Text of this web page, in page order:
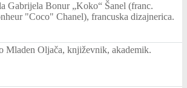
Gabrijela Bonur „Koko“ Šanel (franc.
"Coco" Chanel), francuska dizajnerica.
Mladen Oljača, književnik, akademik.